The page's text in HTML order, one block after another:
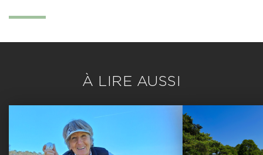
À LIRE AUSSI